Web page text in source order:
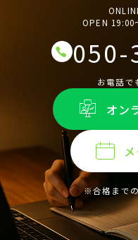
OPEN
050-
お電話で
オン
※合格までの